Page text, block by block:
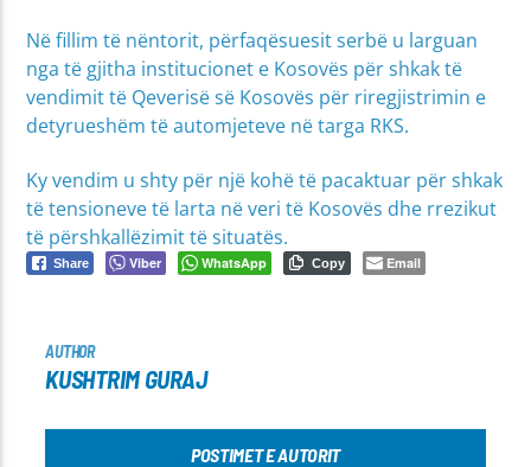
Në fillim të nëntorit, përfaqësuesit serbë u larguan
nga të gjitha institucionet e Kosovës për shkak të
vendimit të Qeverisë së Kosovës për riregjistrimin e
detyrueshëm të automjeteve në targa RKS.
Ky vendim u shty për një kohë të pacaktuar për shkak
të tensioneve të larta në veri të Kosovës dhe rrezikut
të përshkallëzimit të situatës.
Share Viber WhatsApp Copy Email
AUTHOR
KUSHTRIM GURAJ
POSTIMET E AUTORIT